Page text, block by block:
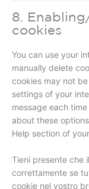
8.
cookies
You can use your
manually delete
cookies may not
settings of your
message each
about these
Help section of
Tieni presente che
correttamente se
cookie nel vostro